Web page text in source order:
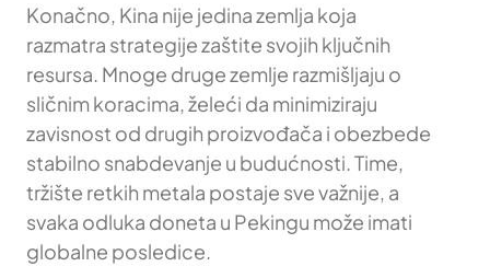
Konačno, Kina nije jedina zemlja koja
razmatra strategije zaštite svojih ključnih
resursa. Mnoge druge zemlje razmišljaju o
sličnim koracima, želeći da minimiziraju
zavisnost od drugih proizvođača i obezbede
stabilno snabdevanje u budućnosti. Time,
tržište retkih metala postaje sve važnije, a
svaka odluka doneta u Pekingu može imati
globalne posledice.